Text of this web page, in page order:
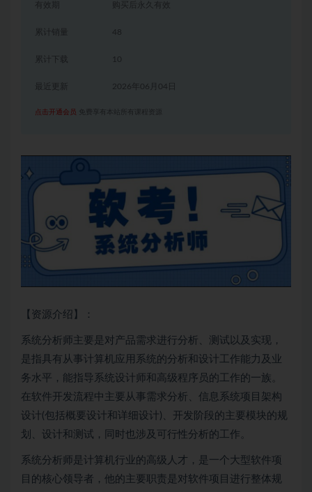
有效期 购买后永久有效
累计销量 48
累计下载 10
2026年06月04日
点击开通会员 免费享有本站所有课程资源
【资源介绍】：
系统分析师主要是对产品需求进行分析、 测试 以及实现，
是指具有从事计算机应用系统的分析和设计工作能力及业
务水平，能指导系统设计师和高级程序员的工作的一族。
在软件开发流程中主要从事需求分析、信息系统项目架构
设计(包括概要设计和详细设计)、开发阶段的主要模块的规
划、设计和 测试 ，同时也涉及可行性分析的工作。
系统分析师是计算机行业的高级人才，是一个大型软件项
目的核心领导者，他的主要职责是对软件项目进行整体规